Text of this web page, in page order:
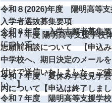
令和８(2026)年度 陽明高等
入学者選抜募集要項
令和８年度 入学志願者募集
について
令和７年度 陽明高等支援学校
志願前相談について 【申込
中学校へ、期日決定のメール
付けで送信いたしました。ご
い。】
令和７年度「夏休み学校見学
内について【申込は終了しまし
令和７年度 陽明高等支援学